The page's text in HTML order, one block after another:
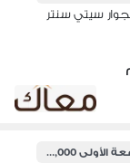
سيتي سنتر
الأولى3,300,000 ج.م